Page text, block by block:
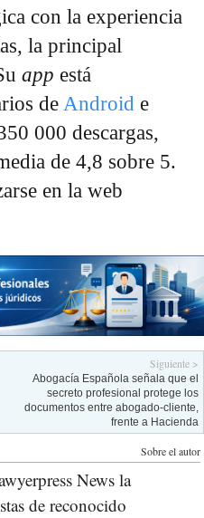
con la experiencia
la principal
app está
de Android e
000 descargas,
de 4,8 sobre 5.
en la web
Siguiente >
Abogacía Española señala que el
secreto profesional protege los
documentos entre abogado-cliente,
frente a Hacienda
Sobre el autor
News la
de reconocido